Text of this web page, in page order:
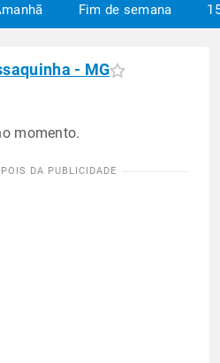
Fim de semana
- MG
momento.